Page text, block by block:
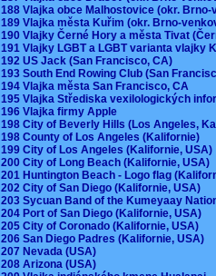
188 Vlajka obce Malhostovice (okr.
189 Vlajka města Kuřim (okr. Brno-
190 Vlajky Černé Hory a města Tivat
191 Vlajky LGBT a LGBT varianta vlajky
192 US Jack (San Francisco, CA)
193 South End Rowing Club (San
194 Vlajka města San Francisco, CA
195 Vlajka Střediska vexilologických
196 Vlajka firmy Apple
198 City of Beverly Hills (Los Angeles,
198 County of Los Angeles (Kalifornie)
199 City of Los Angeles (Kalifornie,
200 City of Long Beach (Kalifornie, USA)
201 Huntington Beach - Logo flag
202 City of San Diego (Kalifornie, USA)
203 Sycuan Band of the Kumeyaay
204 Port of San Diego (Kalifornie, USA)
205 City of Coronado (Kalifornie, USA)
206 San Diego Padres (Kalifornie, USA)
207 Nevada (USA)
208 Arizona (USA)